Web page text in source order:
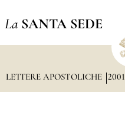
La SANTA SEDE
LETTERE APOSTOLICHE 2001